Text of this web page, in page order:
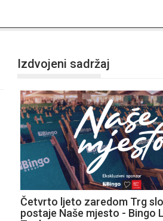
Izdvojeni sadržaj
Četvrto ljeto zaredom Trg
postaje Naše mjesto - Bingo